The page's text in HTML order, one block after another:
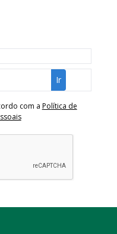
com a Política de